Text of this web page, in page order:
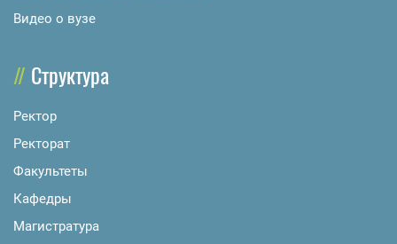
Видео о вузе
Структура
Ректор
Ректорат
Факультеты
Кафедры
Магистратура